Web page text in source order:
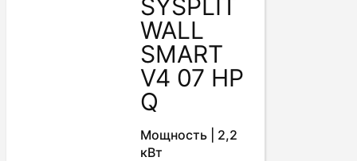
SYSPLIT
WALL
SMART
V4 07 HP
Q
Мощность | 2,2
кВт